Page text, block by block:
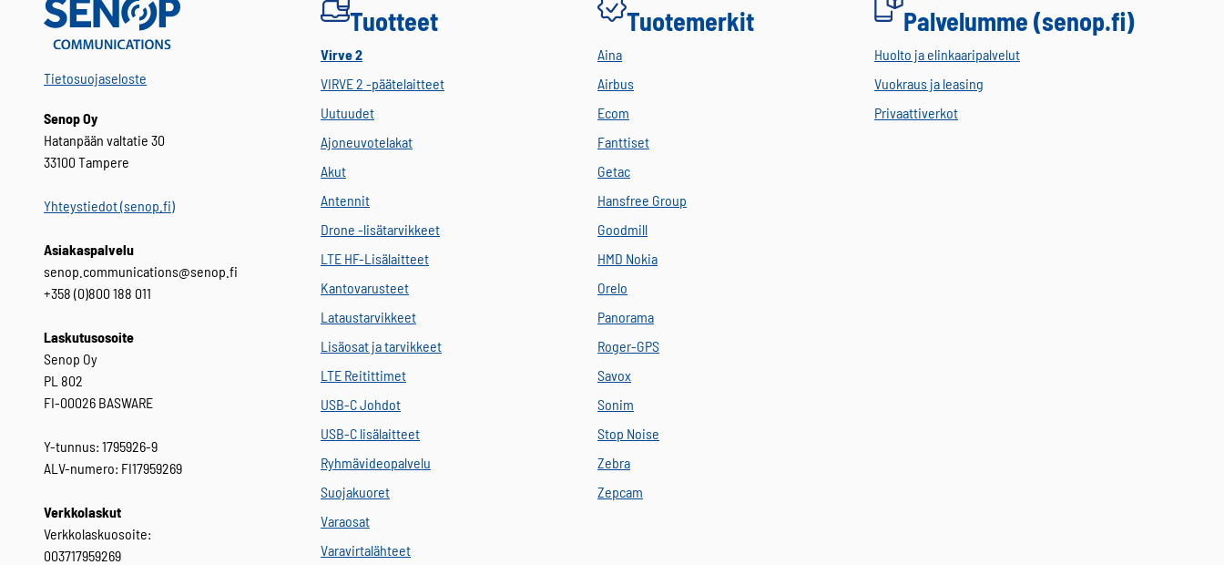
Tietosuojaseloste
Senop Oy
Hatanpään valtatie 30
33100 Tampere
Yhteystiedot (senop.fi)
Asiakaspalvelu
senop.communications@senop.fi
+358 (0)800 188 011
Laskutusosoite
Senop Oy
PL 802
FI-00026 BASWARE
Y-tunnus: 1795926-9
ALV-numero: FI17959269
Verkkolaskut
Verkkolaskuosoite:
003717959269
Tuotteet
Virve 2
VIRVE 2 -päätelaitteet
Uutuudet
Ajoneuvotelakat
Akut
Antennit
Drone -lisätarvikkeet
LTE HF-Lisälaitteet
Kantovarusteet
Lataustarvikkeet
Lisäosat ja tarvikkeet
LTE Reitittimet
USB-C Johdot
USB-C lisälaitteet
Ryhmävideopalvelu
Suojakuoret
Varaosat
Varavirtalähteet
Tuotemerkit
Aina
Airbus
Ecom
Fanttiset
Getac
Hansfree Group
Goodmill
HMD Nokia
Orelo
Panorama
Roger-GPS
Savox
Sonim
Stop Noise
Zebra
Zepcam
Palvelumme (senop.fi)
Huolto ja elinkaaripalvelut
Vuokraus ja leasing
Privaattiverkot